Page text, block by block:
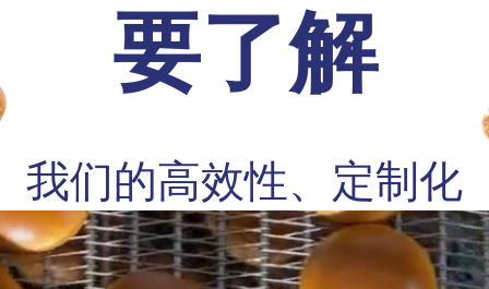
要了解
我们的高效性、定制化